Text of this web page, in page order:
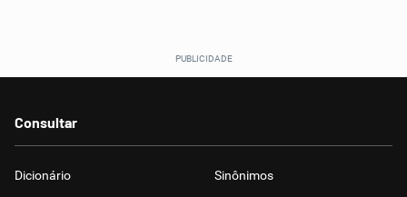
Consultar
Dicionário Sinônimos